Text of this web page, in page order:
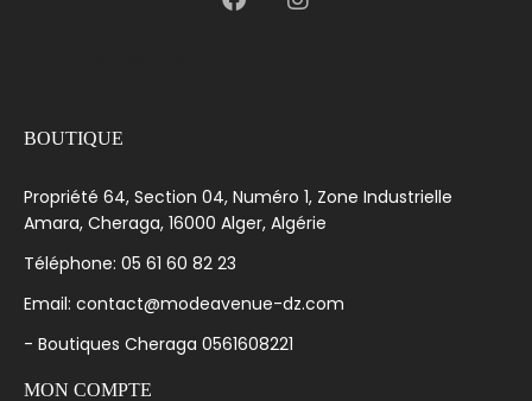
BOUTIQUE
Propriété 64, Section 04, Numéro 1, Zone Industrielle
Amara, Cheraga, 16000 Alger, Algérie
Téléphone: 05 61 60 82 23
Email: contact@modeavenue-dz.com
- Boutiques Cheraga 0561608221
MON COMPTE